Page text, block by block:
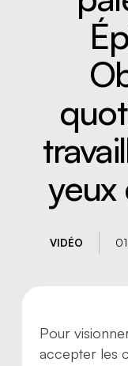
Trouver
RMPPÉ
yeux
VIDÉO
Pour
accepter les